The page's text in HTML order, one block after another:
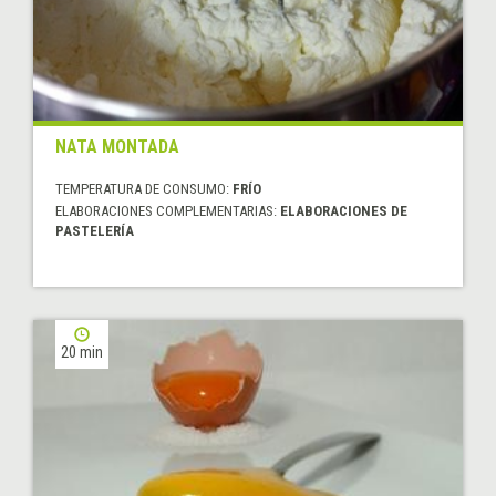
NATA MONTADA
TEMPERATURA DE CONSUMO: FRÍO
ELABORACIONES COMPLEMENTARIAS: ELABORACIONES DE
PASTELERÍA
20 min